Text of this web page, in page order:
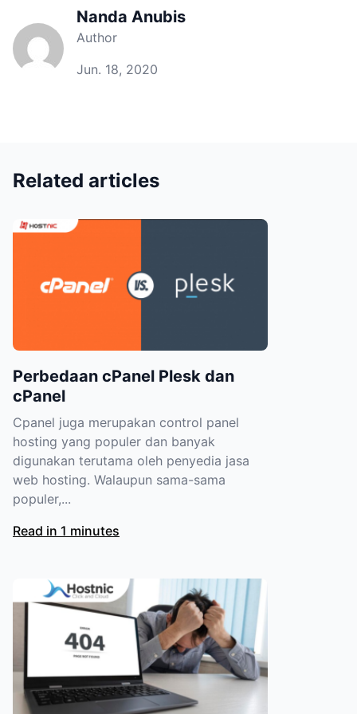
Nanda Anubis
Author
Jun. 18, 2020
Related articles
Perbedaan cPanel Plesk dan
cPanel
Cpanel juga merupakan control panel
hosting yang populer dan banyak
digunakan terutama oleh penyedia jasa
web hosting. Walaupun sama-sama
populer,...
Read in 1 minutes